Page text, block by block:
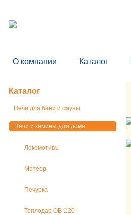
О компании Каталог
Каталог
Печи для бани и сауны
Печи и камины для дома
Локомотивъ
Метеор
Печурка
Теплодар ОВ-120